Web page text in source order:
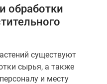
обработки
существуют
сырья, а также
и месту